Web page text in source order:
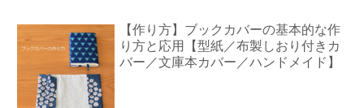
【作り方】ブックカバーの基本的な作
り方と応用【型紙／布製しおり付きカ
バー／文庫本カバー／ハンドメイド】